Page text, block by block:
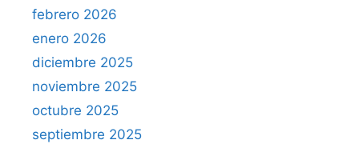
febrero 2026
enero 2026
diciembre 2025
noviembre 2025
octubre 2025
septiembre 2025